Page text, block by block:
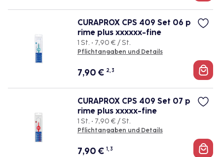
CURAPROX CPS 409 Set 06 p
rime plus xxxxxx-fine
1 St. • 7,90 € / St.
Pflichtangaben und Details
7,90 € 2, 3
CURAPROX CPS 409 Set 07 p
rime plus xxxxx-fine
1 St. • 7,90 € / St.
Pflichtangaben und Details
7,90 € 1, 3